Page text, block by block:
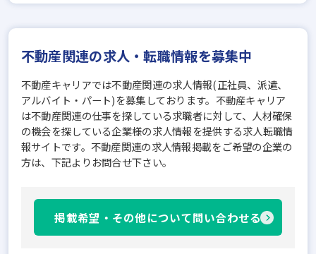
不動産関連の求人・転職情報を募集中
不動産キャリアでは不動産関連の求人情報(正社員、派遣、
アルバイト・パート)を募集しております。不動産キャリア
は不動産関連の仕事を探している求職者に対して、人材確保
の機会を探している企業様の求人情報を提供する求人転職情
報サイトです。不動産関連の求人情報掲載をご希望の企業の
方は、下記よりお問合せ下さい。
掲載希望・その他について問い合わせる